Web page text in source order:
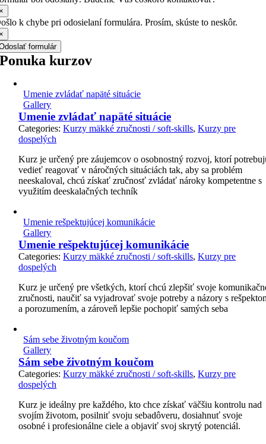
k chybe pri odosielaní formulára. Prosím, skúste to neskôr.
formulár
Ponuka kurzov
Umenie zvládať napäté situácie
Gallery
Umenie zvládať napäté situácie
Categories:Kurzy mäkké zručnosti / soft-skills,Kurzy pre
dospelých
Kurz je určený pre záujemcov o osobnostný rozvoj, ktorí
vedieť reagovať v náročných situáciách tak, aby sa problém
neeskaloval, chcú získať zručnosť zvládať nároky kompetentne s
využitím deeskalačných techník
Umenie rešpektujúcej komunikácie
Gallery
Umenie rešpektujúcej komunikácie
Categories:Kurzy mäkké zručnosti / soft-skills,Kurzy pre
dospelých
Kurz je určený pre všetkých, ktorí chcú zlepšiť svoje
zručnosti, naučiť sa vyjadrovať svoje potreby a názory s
a porozumením, a zároveň lepšie pochopiť samých seba
Sám sebe životným koučom
Gallery
Sám sebe životným koučom
Categories:Kurzy mäkké zručnosti / soft-skills,Kurzy pre
dospelých
Kurz je ideálny pre každého, kto chce získať väčšiu kontrolu nad
svojím životom, posilniť svoju sebadôveru, dosiahnuť svoje
osobné i profesionálne ciele a objaviť svoj skrytý potenciál.